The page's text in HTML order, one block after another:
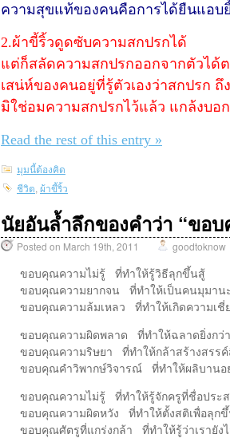
ความสุขแท้ของคนคือการได้ยืนแอบ
2.ผ้าขี้ริ้วดูดซับความสกปรกได้
แต่ก็สลัดความสกปรกออกจากตัวได้ต
เสน่ห์ของคนอยู่ที่รู้ตัวเองว่าสกปรก ถึ
มิใช่อมความสกปรกไว้แล้ว แกล้งบอ
Read the rest of this entry »
มุมนี้ต้องคิด
ชีวิต ผ้าขี้ริ้ว
นัยอันล้ำลึกของคำว่า “ขอ
Posted on March 19th, 2011 goodtoknow
ขอบคุณความไม่รู้ ที่ทำให้รู้วิธีลุกขึ้นสู้
ขอบคุณความยากจน ที่ทำให้เป็นคนมุมานะ
ขอบคุณความล้มเหลว ที่ทำให้เกิดความเชี่
ขอบคุณความผิดพลาด ที่ทำให้ฉลาดยิ่งกว่
ขอบคุณความริษยา ที่ทำให้กล้าสร้างสรรค์
ขอบคุณคำวิพากษ์วิจารณ์ ที่ทำให้ผลิบานอ
ขอบคุณความไม่รู้ ที่ทำให้รู้จักครูที่ชื่อประ
ขอบคุณความผิดหวัง ที่ทำให้ตั้งสติเพื่อลุก
ขอบคุณศัตรูที่แกร่งกล้า ที่ทำให้รู้ว่าเรายัง